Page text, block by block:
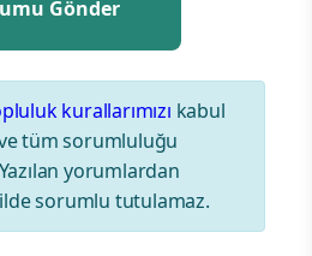
kurallarımızı kabul
tüm sorumluluğu
yorumlardan
sorumlu tutulamaz.